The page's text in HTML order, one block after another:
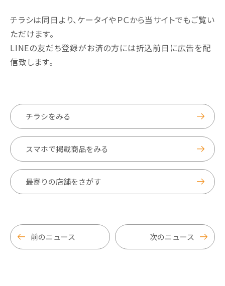
チラシは同日より、ケータイやＰＣから当サイトでもご覧い
ただけます。
LINEの友だち登録がお済の方には折込前日に広告を配
信致します。
チラシをみる
スマホで掲載商品をみる
最寄りの店舗をさがす
前のニュース 次のニュース